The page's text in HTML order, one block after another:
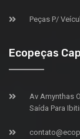
Peças P/
Ecopeças
Av Amynthas
Saída Para